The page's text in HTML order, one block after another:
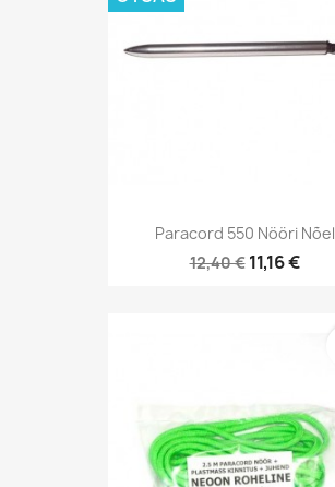
Paracord 550 Nööri Nõel
12,40 € 11,16 €